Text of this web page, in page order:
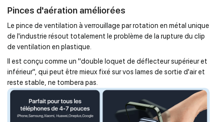
Pinces d'aération améliorées
Le pince de ventilation à verrouillage par rotation en métal unique
de l'industrie résout totalement le problème de la rupture du clip
de ventilation en plastique.
Il est conçu comme un "double loquet de déflecteur supérieur et
inférieur", qui peut être mieux fixé sur vos lames de sortie d'air et
reste stable, ne tombera pas.